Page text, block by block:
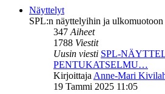
Näyttelyt
SPL:n näyttelyihin ja
347Aiheet
1788 Viestit
Uusin viesti SPL-
PENTUKATSELMU…
KirjoittajaAnne-Mari
19 Tammi 2025 11:05